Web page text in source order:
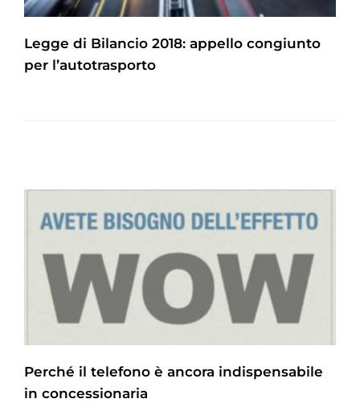
Legge di Bilancio 2018: appello congiunto
per l’autotrasporto
Perché il telefono è ancora indispensabile
in concessionaria